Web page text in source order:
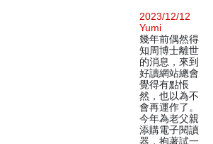
2023/12/12
Yumi
幾年前偶然得
知周博士離世
的消息，來到
好讀網站總會
覺得有點悵
然，也以為不
會再運作了。
今年為老父親
添購電子閱讀
器，抱著試一